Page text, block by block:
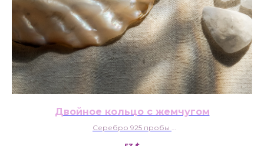
Двойное кольцо с жемчугом
Серебро 925 пробы